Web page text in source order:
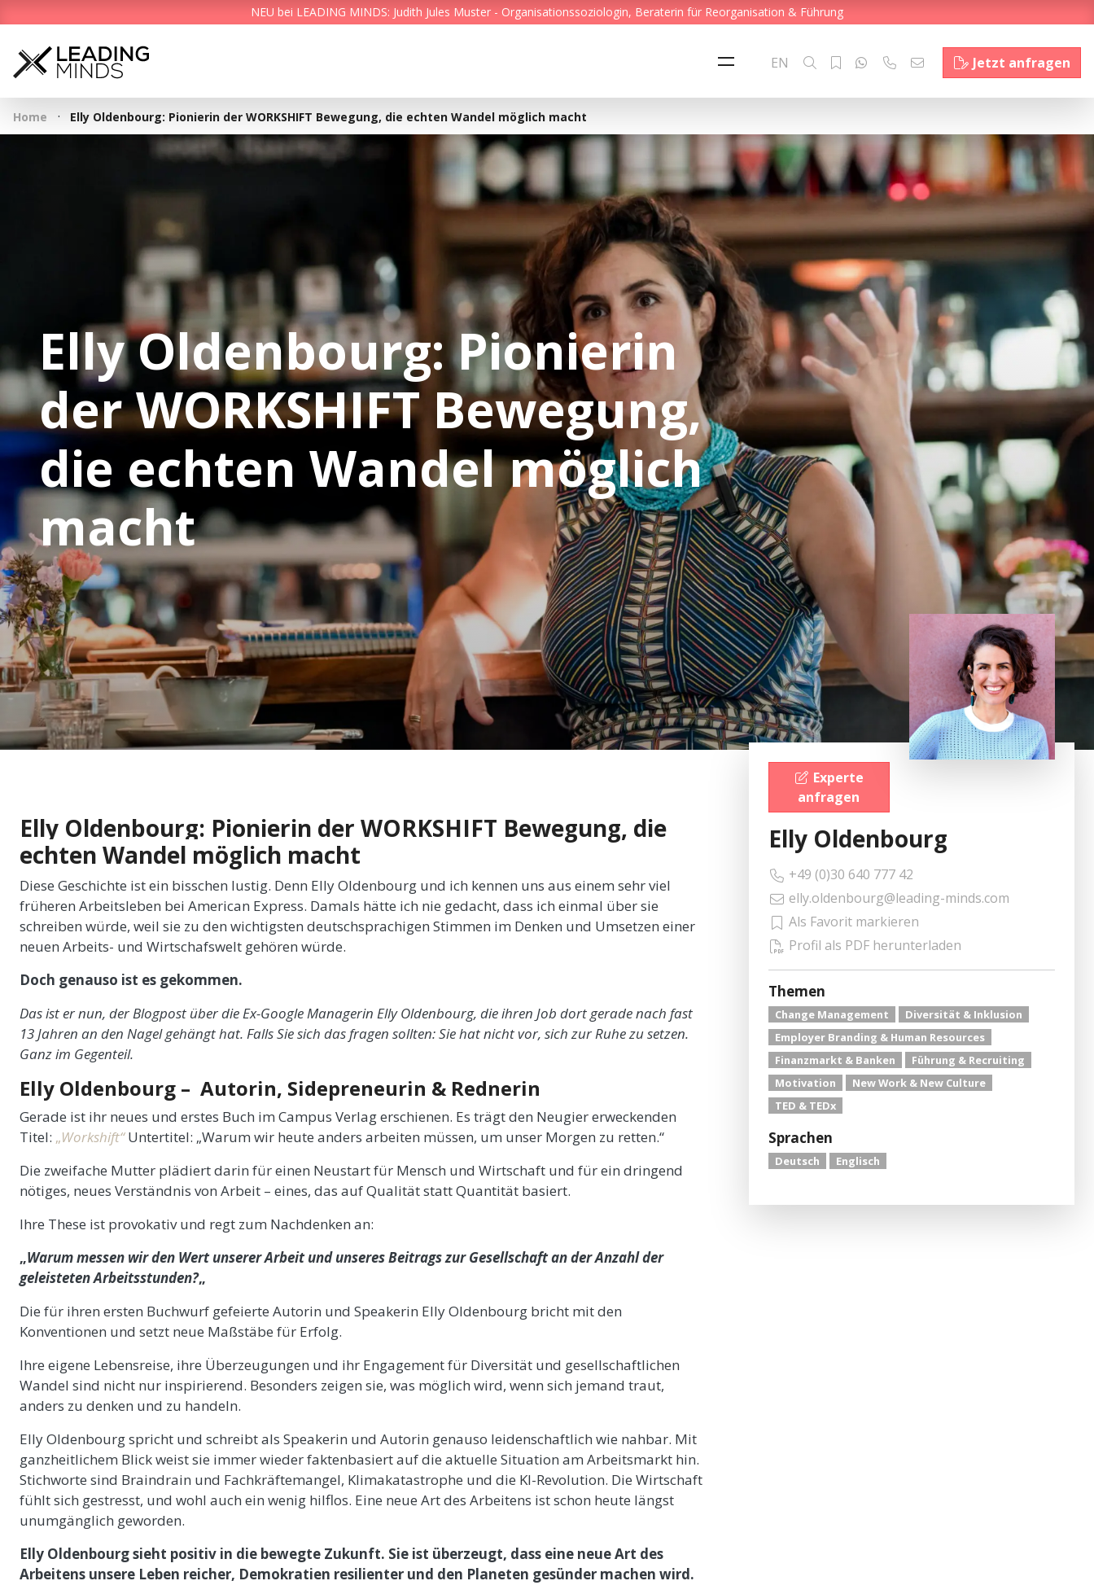
NEU bei LEADING MINDS: Judith Jules Muster - Organisationssoziologin, Beraterin für Reorganisation & Führung
EN Jetzt anfragen
Reading Minds
Themen
Services
Wer wir sind
Kontakt
English
Home · Elly Oldenbourg: Pionierin der WORKSHIFT Bewegung, die echten Wandel möglich macht
Elly Oldenbourg: Pionierin
der WORKSHIFT Bewegung,
die echten Wandel möglich
macht
Experte
anfragen
Elly Oldenbourg
+49 (0)30 640 777 42
elly.oldenbourg@leading-minds.com
Als Favorit markieren
Profil als PDF herunterladen
Themen
Change Management
Diversität & Inklusion
Employer Branding & Human Resources
Finanzmarkt & Banken
Führung & Recruiting
Motivation
New Work & New Culture
TED & TEDx
Sprachen
Deutsch Englisch
Elly Oldenbourg: Pionierin der WORKSHIFT Bewegung, die
echten Wandel möglich macht
Diese Geschichte ist ein bisschen lustig. Denn Elly Oldenbourg und ich kennen uns aus einem sehr viel
früheren Arbeitsleben bei American Express. Damals hätte ich nie gedacht, dass ich einmal über sie
schreiben würde, weil sie zu den wichtigsten deutschsprachigen Stimmen im Denken und Umsetzen einer
neuen Arbeits- und Wirtschafswelt gehören würde.
Doch genauso ist es gekommen.
Das ist er nun, der Blogpost über die Ex-Google Managerin Elly Oldenbourg, die ihren Job dort gerade nach fast
13 Jahren an den Nagel gehängt hat. Falls Sie sich das fragen sollten: Sie hat nicht vor, sich zur Ruhe zu setzen.
Ganz im Gegenteil.
Elly Oldenbourg – Autorin, Sidepreneurin & Rednerin
Gerade ist ihr neues und erstes Buch im Campus Verlag erschienen. Es trägt den Neugier erweckenden
Titel: „Workshift“Untertitel: „Warum wir heute anders arbeiten müssen, um unser Morgen zu retten.“
Die zweifache Mutter plädiert darin für einen Neustart für Mensch und Wirtschaft und für ein dringend
nötiges, neues Verständnis von Arbeit – eines, das auf Qualität statt Quantität basiert.
Ihre These ist provokativ und regt zum Nachdenken an:
„Warum messen wir den Wert unserer Arbeit und unseres Beitrags zur Gesellschaft an der Anzahl der
geleisteten Arbeitsstunden?„
Die für ihren ersten Buchwurf gefeierte Autorin und Speakerin Elly Oldenbourg bricht mit den
Konventionen und setzt neue Maßstäbe für Erfolg.
Ihre eigene Lebensreise, ihre Überzeugungen und ihr Engagement für Diversität und gesellschaftlichen
Wandel sind nicht nur inspirierend. Besonders zeigen sie, was möglich wird, wenn sich jemand traut,
anders zu denken und zu handeln.
Elly Oldenbourg spricht und schreibt als Speakerin und Autorin genauso leidenschaftlich wie nahbar. Mit
ganzheitlichem Blick weist sie immer wieder faktenbasiert auf die aktuelle Situation am Arbeitsmarkt hin.
Stichworte sind Braindrain und Fachkräftemangel, Klimakatastrophe und die KI-Revolution. Die Wirtschaft
fühlt sich gestresst, und wohl auch ein wenig hilflos. Eine neue Art des Arbeitens ist schon heute längst
unumgänglich geworden.
Elly Oldenbourg sieht positiv in die bewegte Zukunft. Sie ist überzeugt, dass eine neue Art des
Arbeitens unsere Leben reicher, Demokratien resilienter und den Planeten gesünder machen wird.